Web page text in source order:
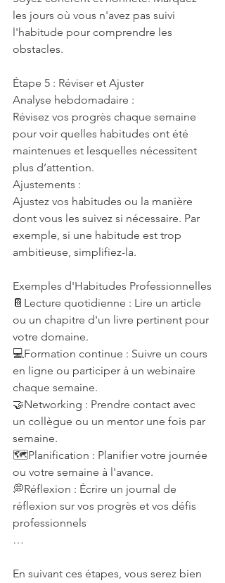
les jours où vous n'avez pas suivi
l'habitude pour comprendre les
obstacles.
Étape 5 : Réviser et Ajuster
Analyse hebdomadaire :
Révisez vos progrès chaque semaine
pour voir quelles habitudes ont été
maintenues et lesquelles nécessitent
plus d’attention.
Ajustements :
Ajustez vos habitudes ou la manière
dont vous les suivez si nécessaire. Par
exemple, si une habitude est trop
ambitieuse, simplifiez-la.
Exemples d'Habitudes Professionnelles
📔Lecture quotidienne : Lire un article
ou un chapitre d'un livre pertinent pour
votre domaine.
💻Formation continue : Suivre un cours
en ligne ou participer à un webinaire
chaque semaine.
🤝Networking : Prendre contact avec
un collègue ou un mentor une fois par
semaine.
🗺️Planification : Planifier votre journée
ou votre semaine à l'avance.
💭Réflexion : Écrire un journal de
réflexion sur vos progrès et vos défis
professionnels
…
En suivant ces étapes, vous serez bien